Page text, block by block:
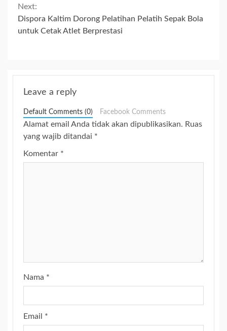
Next:
Dispora Kaltim Dorong Pelatihan Pelatih Sepak Bola
untuk Cetak Atlet Berprestasi
Leave a reply
Default Comments (0) Facebook Comments
Alamat email Anda tidak akan dipublikasikan. Ruas
yang wajib ditandai *
Komentar *
Nama *
Email *